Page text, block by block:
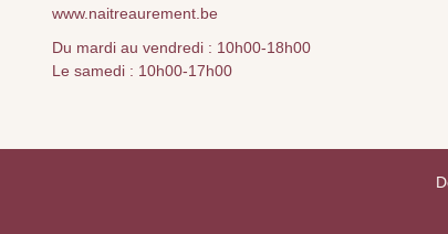
www.naitreaurement.be
Du mardi au vendredi : 10h00-18h00
Le samedi : 10h00-17h00